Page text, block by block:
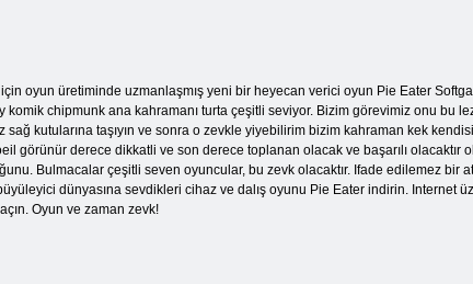
oyun üretiminde uzmanlaşmış yeni bir heyecan verici oyun Pie Eater
komik chipmunk ana kahramanı turta çeşitli seviyor. Bizim görevimiz onu bu
kutularına taşıyın ve sonra o zevkle yiyebilirim bizim kahraman kek
görünür derece dikkatli ve son derece toplanan olacak ve başarılı
Bulmacalar çeşitli seven oyuncular, bu zevk olacaktır. Ifade edilemez bir
dünyasına sevdikleri cihaz ve dalış oyunu Pie Eater indirin.
Oyun ve zaman zevk!